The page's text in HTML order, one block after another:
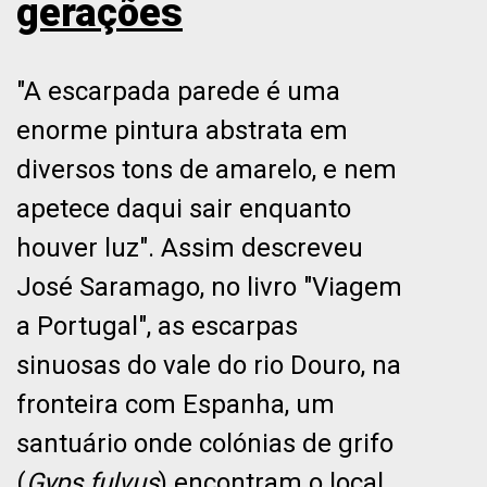
gerações
"A escarpada parede é uma
enorme pintura abstrata em
diversos tons de amarelo, e nem
apetece daqui sair enquanto
houver luz". Assim descreveu
José Saramago, no livro "Viagem
a Portugal", as escarpas
sinuosas do vale do rio Douro, na
fronteira com Espanha, um
santuário onde colónias de grifo